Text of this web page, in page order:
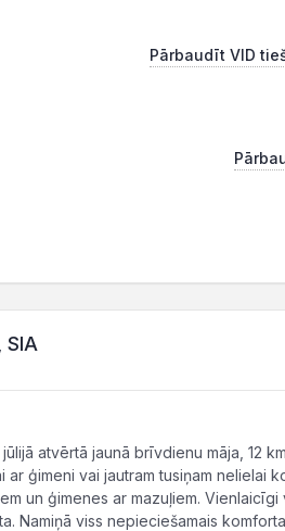
Pārbaudīt VID
SIA
atvērtā jaunā brīvdienu māja, 12
ģimeni vai jautram tusiņam nelielai
un ģimenes ar mazuļiem.
Namiņā viss nepieciešamais